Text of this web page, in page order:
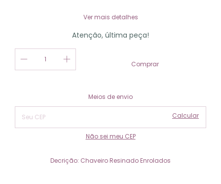
Ver mais detalhes
Atenção, última peça!
Entregas para o CEP:
Meios de envio
Calcular
Não sei meu CEP
Decrição: Chaveiro Resinado Enrolados